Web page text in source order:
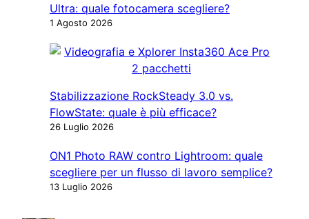
Ultra: quale fotocamera scegliere?
1 Agosto 2026
Stabilizzazione RockSteady 3.0 vs.
FlowState: quale è più efficace?
26 Luglio 2026
ON1 Photo RAW contro Lightroom: quale
scegliere per un flusso di lavoro semplice?
13 Luglio 2026